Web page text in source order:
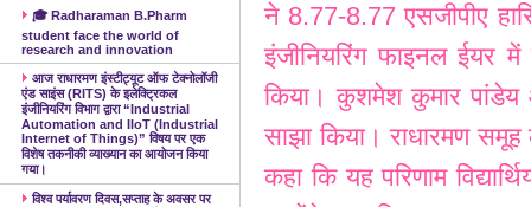
🎓 Radharaman B.Pharm
student face the world of
research and innovation
आज राधारमण इंस्टीट्यूट ऑफ टेक्नोलॉजी
एंड साइंस (RITS) के इलेक्ट्रिकल
इंजीनियरिंग विभाग द्वारा “Industrial
Automation and IIoT (Industrial
Internet of Things)” विषय पर एक
विशेष तकनीकी व्याख्यान का आयोजन किया
गया।
विश्व पर्यावरण दिवस,सप्ताह के अवसर पर
ने 8.77-8.77 एसजीपीए
इंजीनियरिंग फाइनल ईयर
किया। कुशमेश कुमार
साझा किया। राधारमण
कहा कि यह परिणाम